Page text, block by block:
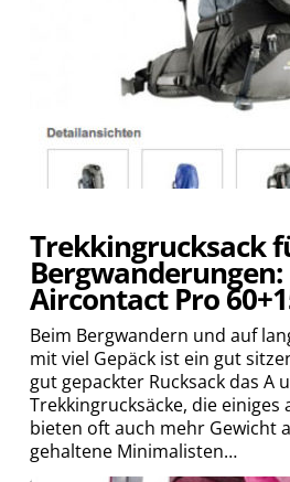
Trekkingrucksack
Aircontact Pro
Beim Bergwandern und auf
mit viel Gepäck ist ein gut
gut gepackter Rucksack das A
Trekkingrucksäcke, die
bieten oft auch mehr Gewicht
gehaltene Minimalisten…